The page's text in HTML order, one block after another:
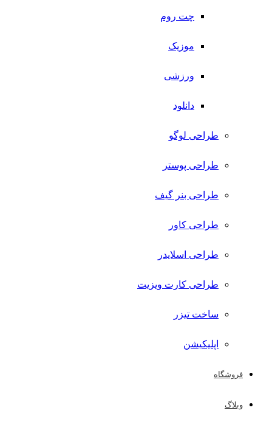
چت روم
موزیک
ورزشی
دانلود
طراحی لوگو
طراحی پوستر
طراحی بنر گیف
طراحی کاور
طراحی اسلایدر
طراحی کارت ویزیت
ساخت تیزر
اپلیکیشن
فروشگاه
وبلاگ